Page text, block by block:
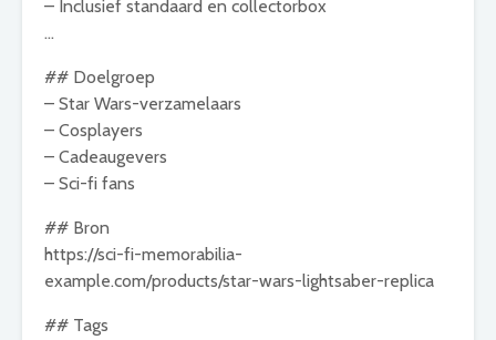
– Inclusief standaard en collectorbox
…
## Doelgroep
– Star Wars-verzamelaars
– Cosplayers
– Cadeaugevers
– Sci-fi fans
## Bron
https://sci-fi-memorabilia-
example.com/products/star-wars-lightsaber-replica
## Tags